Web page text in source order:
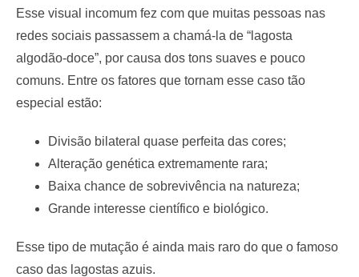
Esse visual incomum fez com que muitas pessoas nas
redes sociais passassem a chamá-la de “lagosta
algodão-doce”, por causa dos tons suaves e pouco
comuns. Entre os fatores que tornam esse caso tão
especial estão:
Divisão bilateral quase perfeita das cores;
Alteração genética extremamente rara;
Baixa chance de sobrevivência na natureza;
Grande interesse científico e biológico.
Esse tipo de mutação é ainda mais raro do que o famoso
caso das lagostas azuis.